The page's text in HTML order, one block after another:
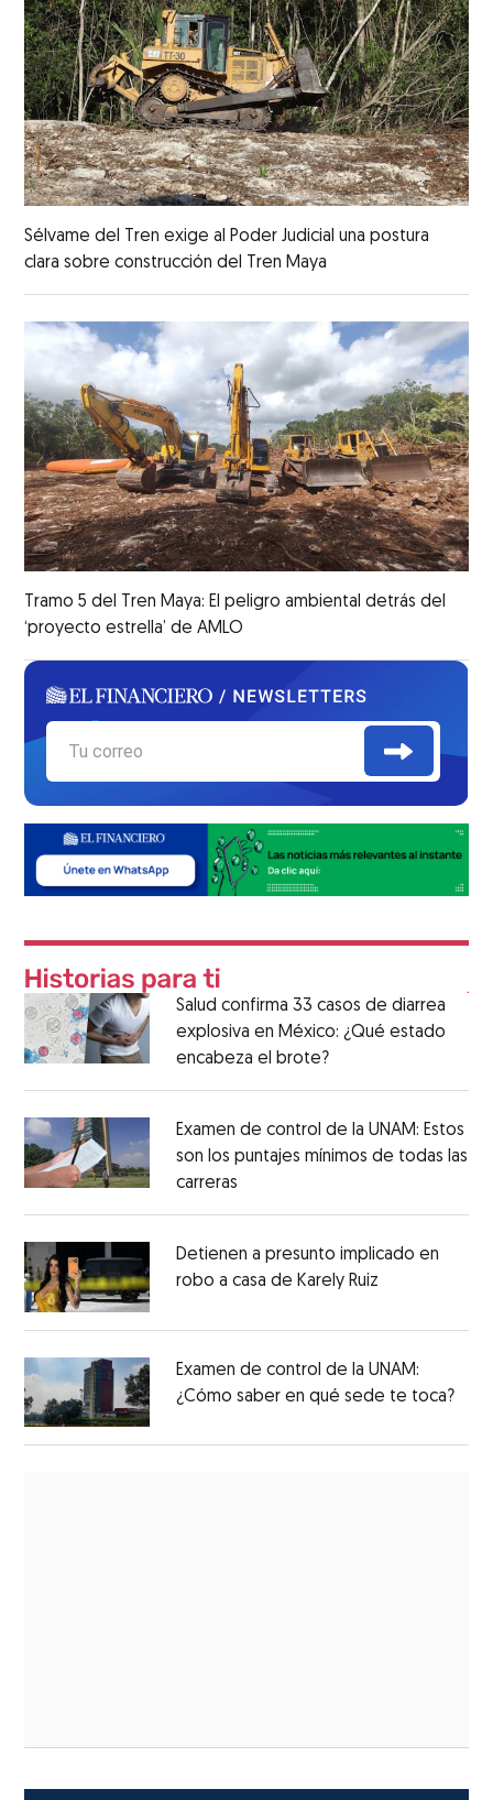
Sélvame del Tren exige al Poder Judicial una postura
clara sobre construcción del Tren Maya
Tramo 5 del Tren Maya: El peligro ambiental detrás del
‘proyecto estrella’ de AMLO
Salud confirma 33 casos de diarrea
explosiva en México: ¿Qué estado
encabeza el brote?
Examen de control de la UNAM: Estos
son los puntajes mínimos de todas las
carreras
Detienen a presunto implicado en
robo a casa de Karely Ruiz
Examen de control de la UNAM:
¿Cómo saber en qué sede te toca?